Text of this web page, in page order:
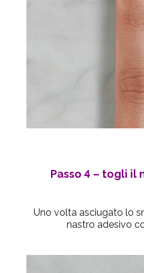
Passo 4 – togli il
Uno volta asciugato lo
nastro adesivo